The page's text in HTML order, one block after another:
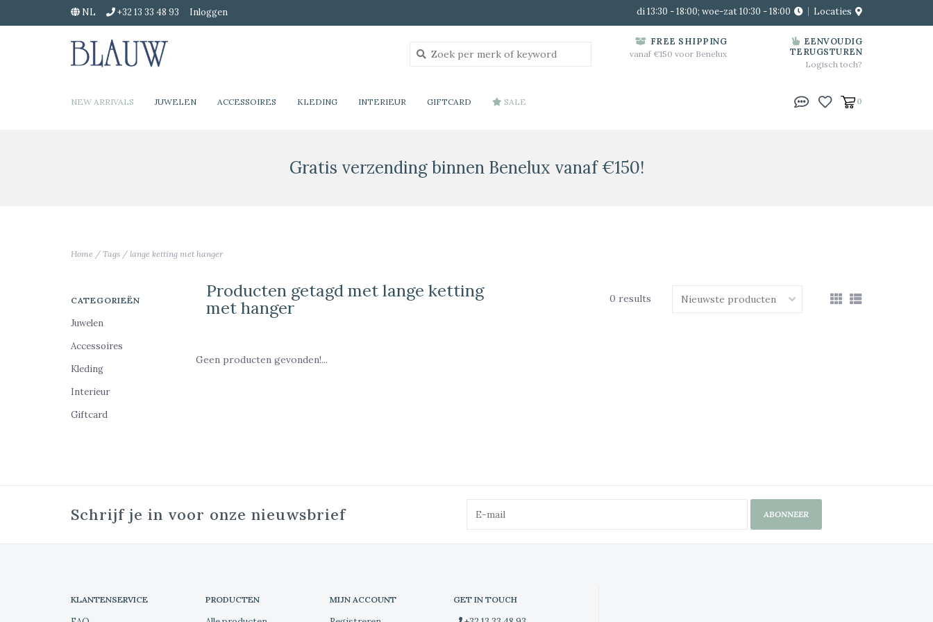
NL +32 13 33 48 93 Inloggen di 13:30 - 18:00; woe-zat 10:30 - 18:00 Locaties
FREE SHIPPING
vanaf €150 voor Benelux
EENVOUDIG
TERUGSTUREN
Logisch toch?
NEW ARRIVALS JUWELEN ACCESSOIRES KLEDING INTERIEUR GIFTCARD SALE 0
Gratis verzending binnen Benelux vanaf €150!
Home / Tags / lange ketting met hanger
CATEGORIEËN
Juwelen
Accessoires
Kleding
Interieur
Giftcard
Producten getagd met lange ketting
met hanger
0 results
Geen producten gevonden!...
Schrijf je in voor onze nieuwsbrief ABONNEER
KLANTENSERVICE PRODUCTEN MIJN ACCOUNT GET IN TOUCH